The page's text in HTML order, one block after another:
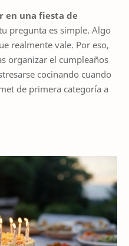
en una fiesta de
pregunta es simple. Algo
realmente vale. Por eso,
organizar el cumpleaños
cocinando cuando
de primera categoría a